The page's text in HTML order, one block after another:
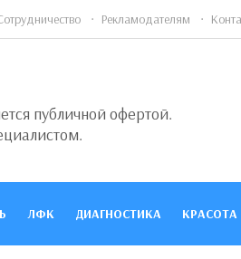
Рекламодателям
публичной офертой.
ЛФК ДИАГНОСТИКА КРАСОТА